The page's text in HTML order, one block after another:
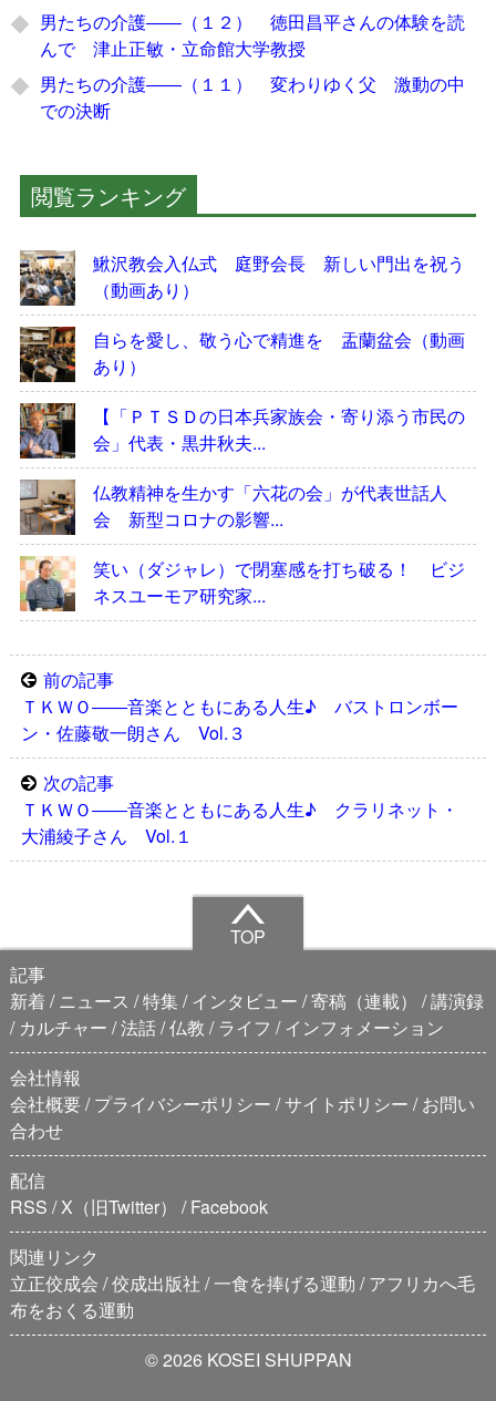
男たちの介護――（１２） 徳田昌平さんの体験を読
んで 津止正敏・立命館大学教授
男たちの介護――（１１） 変わりゆく父 激動の中
での決断
閲覧ランキング
鰍沢教会入仏式 庭野会長 新しい門出を祝う
（動画あり）
自らを愛し、敬う心で精進を 盂蘭盆会（動画
あり）
【「ＰＴＳＤの日本兵家族会・寄り添う市民の
会」代表・黒井秋夫...
仏教精神を生かす「六花の会」が代表世話人
会 新型コロナの影響...
笑い（ダジャレ）で閉塞感を打ち破る！ ビジ
ネスユーモア研究家...
前の記事
ＴＫＷＯ――音楽とともにある人生♪ バストロンボー
ン・佐藤敬一朗さん Vol.３
次の記事
ＴＫＷＯ――音楽とともにある人生♪ クラリネット・
大浦綾子さん Vol.１
TOP
記事
新着
ニュース 特集 インタビュー 寄稿（連載）
講演録
カルチャー 法話 仏教 ライフ
インフォメーション
会社情報
会社概要 プライバシーポリシー サイトポリシー
お問い
合わせ
配信
RSS X（旧Twitter）
Facebook
関連リンク
立正佼成会 佼成出版社 一食を捧げる運動
アフリカへ毛
布をおくる運動
© 2026 KOSEI SHUPPAN